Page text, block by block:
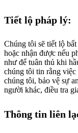
Tiết lộ pháp lý:
Chúng tôi sẽ tiết lộ
hoặc nhận được nếu
như để tuân thủ khi
chúng tôi tin rằng việc
chúng tôi, bảo vệ sự
người khác, điều tra
Thông tin liên